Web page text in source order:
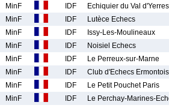
MinF IDF Echiquier du Val d'Yerres
MinF IDF Lutèce Echecs
MinF IDF Issy-Les-Moulineaux
MinF IDF Noisiel Echecs
MinF IDF Le Perreux-sur-Marne
MinF IDF Club d'Echecs Ermontois
MinF IDF Le Petit Pouchet Paris
MinF IDF Le Perchay-Marines-